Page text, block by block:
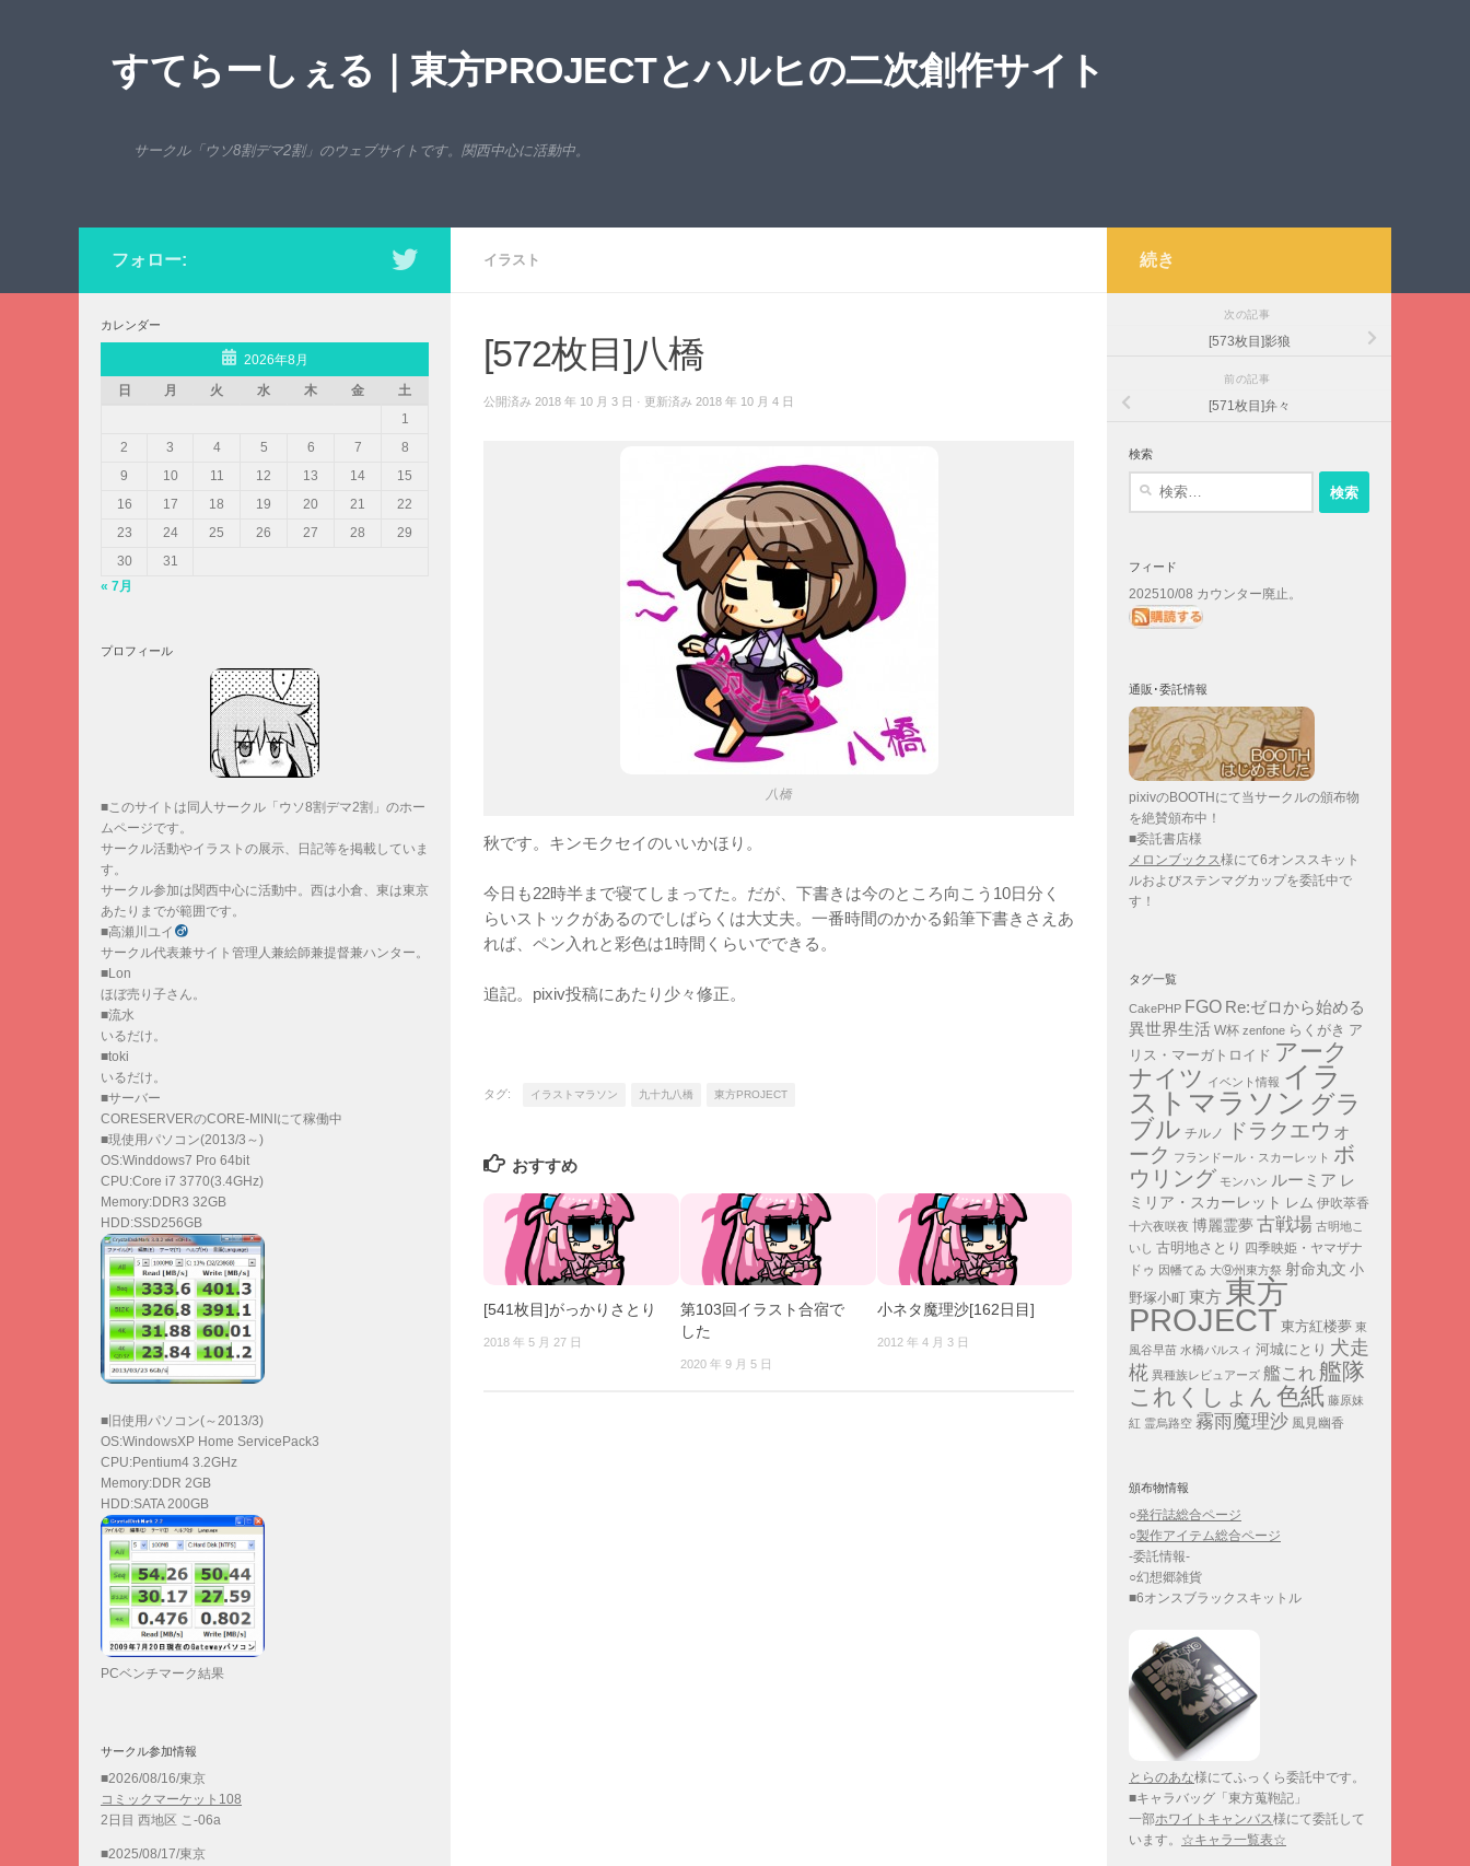
すてらーしぇる｜東方PROJECTとハルヒの二次創作サイト
サークル「ウソ8割デマ2割」のウェブサイトです。関西中心に活動中。
イラスト
[572枚目]八橋
公開済み 2018 年 10 月 3 日 · 更新済み 2018 年 10 月 4 日
八橋
秋です。キンモクセイのいいかほり。
今日も22時半まで寝てしまってた。だが、下書きは今のところ向こう10日分く
らいストックがあるのでしばらくは大丈夫。一番時間のかかる鉛筆下書きさえあ
れば、ペン入れと彩色は1時間くらいでできる。
追記。pixiv投稿にあたり少々修正。
タグ: イラストマラソン 九十九八橋 東方PROJECT
おすすめ
[541枚目]がっかりさとり
2018 年 5 月 27 日
第103回イラスト合宿で
した
2020 年 9 月 5 日
小ネタ魔理沙[162日目]
2012 年 4 月 3 日
フォロー:
カレンダー
2026年8月
日
月 火 水 木 金
土
1
2
3 4 5 6 7
8
9
10 11 12 13 14
15
16
17 18 19 20 21
22
23
24 25 26 27 28
29
30
31
« 7月
プロフィール
■このサイトは同人サークル「ウソ8割デマ2割」のホー
ムページです。
サークル活動やイラストの展示、日記等を掲載していま
す。
サークル参加は関西中心に活動中。西は小倉、東は東京
あたりまでが範囲です。
■高瀬川ユイ
サークル代表兼サイト管理人兼絵師兼提督兼ハンター。
■Lon
ほぼ売り子さん。
■流水
いるだけ。
■toki
いるだけ。
■サーバー
CORESERVERのCORE-MINIにて稼働中
■現使用パソコン(2013/3～)
OS:Winddows7 Pro 64bit
CPU:Core i7 3770(3.4GHz)
Memory:DDR3 32GB
HDD:SSD256GB
■旧使用パソコン(～2013/3)
OS:WindowsXP Home ServicePack3
CPU:Pentium4 3.2GHz
Memory:DDR 2GB
HDD:SATA 200GB
PCベンチマーク結果
サークル参加情報
■2026/08/16/東京
コミックマーケット108
2日目 西地区 こ-06a
■2025/08/17/東京
続き
次の記事
[573枚目]影狼
前の記事
[571枚目]弁々
検索
フィード
202510/08 カウンター廃止。
通販･委託情報
pixivのBOOTHにて当サークルの頒布物
を絶賛頒布中！
■委託書店様
メロンブックス様にて6オンススキット
ルおよびステンマグカップを委託中で
す！
タグ一覧
CakePHP FGO Re:ゼロから始める
異世界生活 W杯 zenfone らくがき ア
リス・マーガトロイド アーク
ナイツ イベント情報 イラ
ストマラソン グラ
ブル チルノ
ドラクエウォ
ーク フランドール・スカーレット ボ
ウリング モンハン ルーミア レ
ミリア・スカーレット
レム 伊吹萃香
十六夜咲夜 博麗霊夢 古戦場 古明地こ
いし 古明地さとり 四季映姫・ヤマザナ
ドゥ 因幡てゐ 大⑨州東方祭 射命丸文 小
野塚小町 東方 東方
PROJECT 東方紅楼夢 東
風谷早苗 水橋パルスィ 河城にとり 犬走
椛 異種族レビュアーズ 艦これ艦隊
これくしょん 色紙 藤原妹
紅 霊烏路空 霧雨魔理沙 風見幽香
頒布物情報
○発行誌総合ページ
○製作アイテム総合ページ
-委託情報-
○幻想郷雑貨
■6オンスブラックスキットル
とらのあな様にてふっくら委託中です。
■キャラバッグ「東方蒐鞄記」
一部ホワイトキャンバス様にて委託して
います。 ☆キャラ一覧表☆